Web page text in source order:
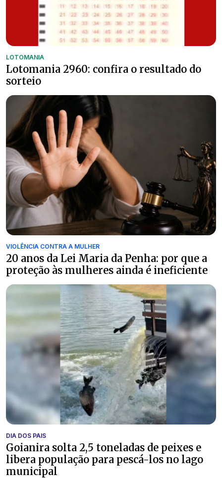
LOTOMANIA
Lotomania 2960: confira o resultado do
sorteio
VIOLÊNCIA CONTRA A MULHER
20 anos da Lei Maria da Penha: por que a
proteção às mulheres ainda é ineficiente
DIA DOS PAIS
Goianira solta 2,5 toneladas de peixes e
libera população para pescá-los no lago
municipal